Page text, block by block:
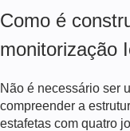
Como é
monitorização
Não é necessário ser
compreender a
estafetas com quatro